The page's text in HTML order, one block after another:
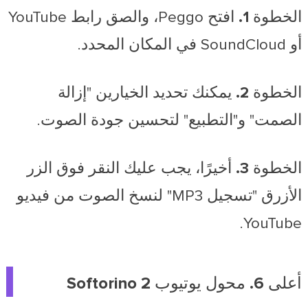
الخطوة 1.
افتح Peggo، والصق رابط YouTube
أو SoundCloud في المكان المحدد.
الخطوة 2.
يمكنك تحديد الخيارين "إزالة
الصمت" و"التطبيع" لتحسين جودة الصوت.
الخطوة 3.
أخيرًا، يجب عليك النقر فوق الزر
الأزرق "تسجيل MP3" لنسخ الصوت من فيديو
YouTube.
أعلى 6. محول يوتيوب Softorino 2